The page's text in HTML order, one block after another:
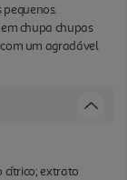
chupa chupas
um agradável
cítrico; extrato